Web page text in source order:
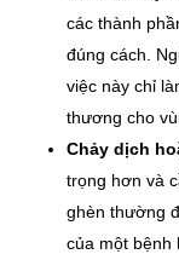
các thành
đúng cách.
việc này chỉ
thương cho
Chảy dịch
trọng hơn và
ghèn thường
của một bệnh